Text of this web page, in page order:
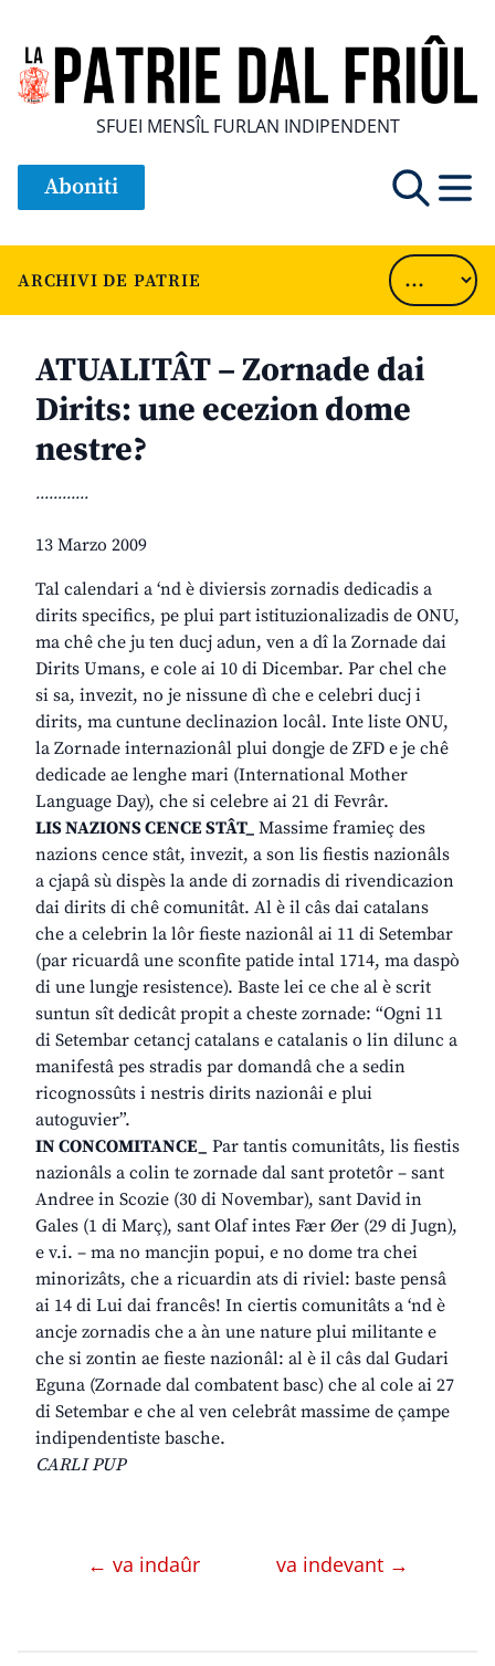
SFUEI MENSÎL FURLAN INDIPENDENT
Aboniti
ARCHIVI DE PATRIE
ATUALITÂT – Zornade dai
Dirits: une ecezion dome
nestre?
............
13 Marzo 2009
Tal calendari a ‘nd è diviersis zornadis dedicadis a
dirits specifics, pe plui part istituzionalizadis de ONU,
ma chê che ju ten ducj adun, ven a dî la Zornade dai
Dirits Umans, e cole ai 10 di Dicembar. Par chel che
si sa, invezit, no je nissune dì che e celebri ducj i
dirits, ma cuntune declinazion locâl. Inte liste ONU,
la Zornade internazionâl plui dongje de ZFD e je chê
dedicade ae lenghe mari (International Mother
Language Day), che si celebre ai 21 di Fevrâr.
LIS NAZIONS CENCE STÂT_ Massime framieç des
nazions cence stât, invezit, a son lis fiestis nazionâls
a cjapâ sù dispès la ande di zornadis di rivendicazion
dai dirits di chê comunitât. Al è il câs dai catalans
che a celebrin la lôr fieste nazionâl ai 11 di Setembar
(par ricuardâ une sconfite patide intal 1714, ma daspò
di une lungje resistence). Baste lei ce che al è scrit
suntun sît dedicât propit a cheste zornade: “Ogni 11
di Setembar cetancj catalans e catalanis o lin dilunc a
manifestâ pes stradis par domandâ che a sedin
ricognossûts i nestris dirits nazionâi e plui
autoguvier”.
IN CONCOMITANCE_ Par tantis comunitâts, lis fiestis
nazionâls a colin te zornade dal sant protetôr – sant
Andree in Scozie (30 di Novembar), sant David in
Gales (1 di Març), sant Olaf intes Fær Øer (29 di Jugn),
e v.i. – ma no mancjin popui, e no dome tra chei
minorizâts, che a ricuardin ats di riviel: baste pensâ
ai 14 di Lui dai francês! In ciertis comunitâts a ‘nd è
ancje zornadis che a àn une nature plui militante e
che si zontin ae fieste nazionâl: al è il câs dal Gudari
Eguna (Zornade dal combatent basc) che al cole ai 27
di Setembar e che al ven celebrât massime de çampe
indipendentiste basche.
CARLI PUP
← va indaûr va indevant →